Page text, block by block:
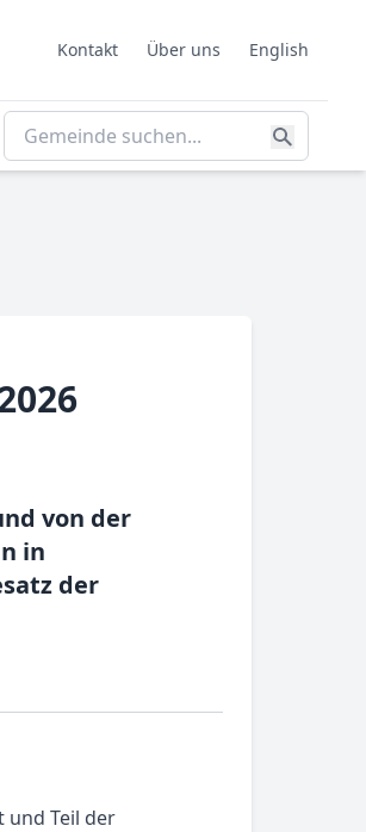
Kontakt Über uns English
von der
in
der
und Teil der